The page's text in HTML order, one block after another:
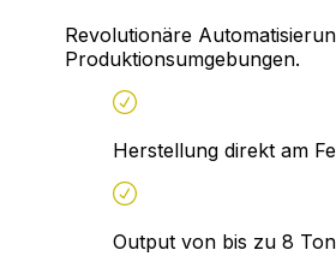
Revolutionäre
Produktionsumgebungen.
Herstellung direkt am
Output von bis zu 8